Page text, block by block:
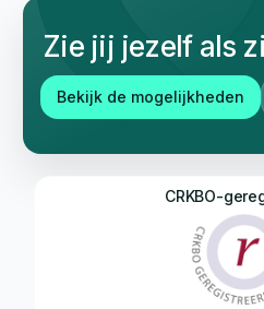
Zie jij jezelf als
Bekijk de mogelijkheden
CRKBO-